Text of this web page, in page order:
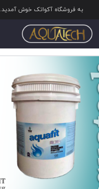
به فروشگاه آکواتک خوش آمدید.